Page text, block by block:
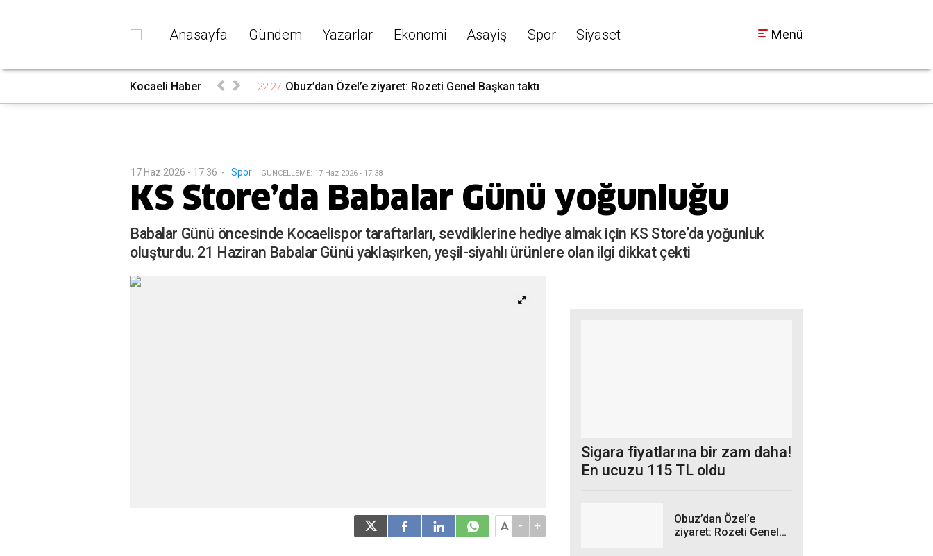
Anasayfa Gündem Yazarlar Ekonomi Asayiş Spor Siyaset Menü
Kocaeli Haber 22:27 Obuz’dan Özel’e ziyaret: Rozeti Genel Başkan taktı
17 Haz 2026 - 17:36 - Spor GÜNCELLEME: 17 Haz 2026 - 17:38
KS Store’da Babalar Günü yoğunluğu
Babalar Günü öncesinde Kocaelispor taraftarları, sevdiklerine hediye almak için KS Store’da yoğunluk
oluşturdu. 21 Haziran Babalar Günü yaklaşırken, yeşil-siyahlı ürünlere olan ilgi dikkat çekti
- +
Sigara fiyatlarına bir zam daha!
En ucuzu 115 TL oldu
Obuz’dan Özel’e
ziyaret: Rozeti Genel